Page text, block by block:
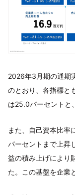
2026年3月期の通期
のとおり、各指標と
は25.0パーセントと
また、自己資本比
パーセントまで上昇
益の積み上げにより
た。この基盤を企業